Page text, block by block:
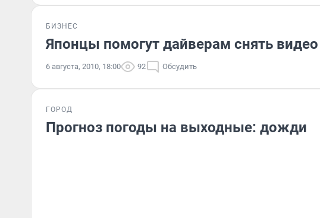
БИЗНЕС
Японцы помогут дайверам снять видео
6 августа, 2010, 18:00 92 Обсудить
ГОРОД
Прогноз погоды на выходные: дожди